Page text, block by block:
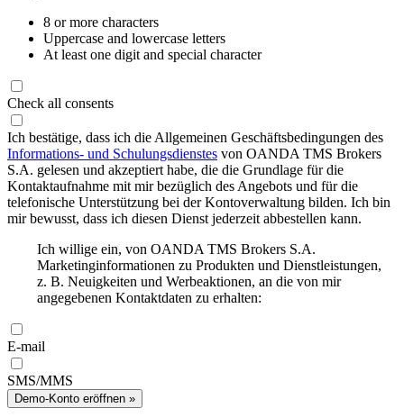
8 or more characters
Uppercase and lowercase letters
At least one digit and special character
Check all consents
Ich bestätige, dass ich die Allgemeinen Geschäftsbedingungen des
Informations- und Schulungsdienstes von OANDA TMS Brokers
S.A. gelesen und akzeptiert habe, die die Grundlage für die
Kontaktaufnahme mit mir bezüglich des Angebots und für die
telefonische Unterstützung bei der Kontoverwaltung bilden. Ich bin
mir bewusst, dass ich diesen Dienst jederzeit abbestellen kann.
Ich willige ein, von OANDA TMS Brokers S.A.
Marketinginformationen zu Produkten und Dienstleistungen,
z. B. Neuigkeiten und Werbeaktionen, an die von mir
angegebenen Kontaktdaten zu erhalten:
E-mail
SMS/MMS
Demo-Konto eröffnen »